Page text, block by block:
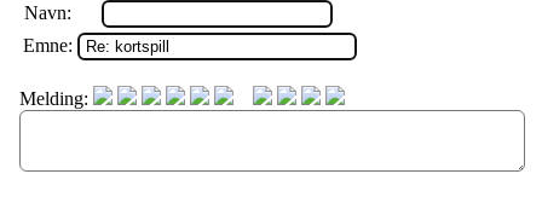
Navn:
Emne:
Melding: